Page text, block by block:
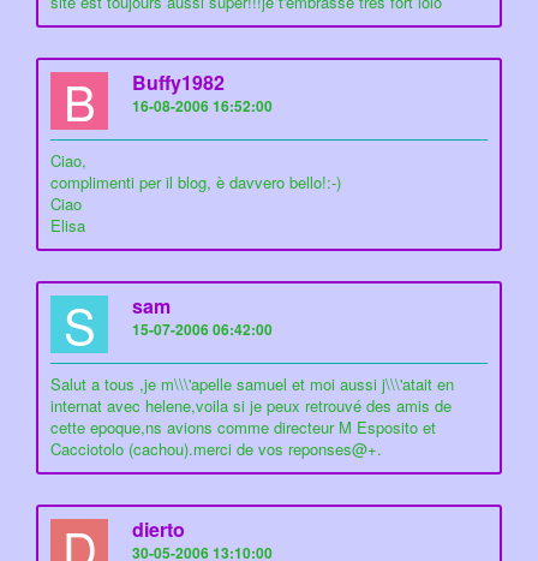
B Buffy1982
16-08-2006 16:52:00
Ciao,
complimenti per il blog, è davvero bello!:-)
Ciao
Elisa
S sam
15-07-2006 06:42:00
Salut a tous ,je m\\\'apelle samuel et moi aussi j\\\'atait en
internat avec helene,voila si je peux retrouvé des amis de
cette epoque,ns avions comme directeur M Esposito et
Cacciotolo (cachou).merci de vos reponses@+.
D dierto
30-05-2006 13:10:00